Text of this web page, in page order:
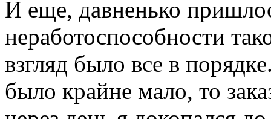
И еще, давненько
неработоспособности
взгляд было все в
было крайне мало, то